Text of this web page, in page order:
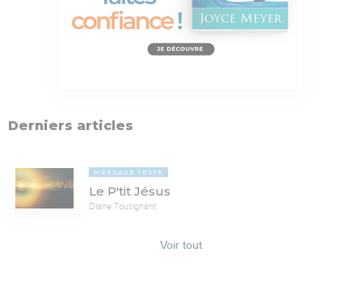
Derniers articles
MESSAGE TEXTE
Le P'tit Jésus
Diane Tousignant
Voir tout